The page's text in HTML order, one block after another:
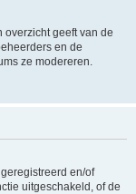
geeft van de
en de
ze modereren.
en/of
uitgeschakeld, of de